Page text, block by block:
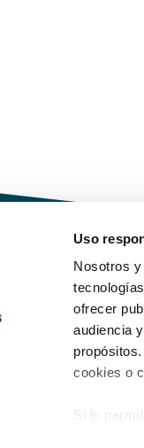
Uso
Nosotros y
ofrecer
audiencia
cookies o
Si lo
futuro,